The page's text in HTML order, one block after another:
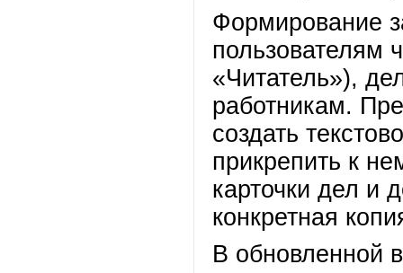
Формирование
пользователям
«Читатель»),
работникам.
создать
прикрепить к
карточки дел и
конкретная
В обновленной